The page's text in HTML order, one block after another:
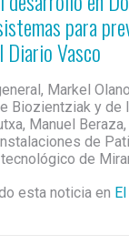
para
Diario Vasco
Markel
Biozientziak y de
Manuel Beraza,
de
de
esta noticia en